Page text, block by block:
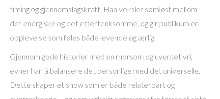
timing og gjennomslagskraft. Han veksler sømløst mellom
det energiske og det ettertenksomme, og gir publikum en
opplevelse som føles både levende og ærlig.
Gjennom gode historier med en morsom og uventet vri,
evner han å balansere det personlige med det universelle.
Dette skaper et show som er både relaterbart og